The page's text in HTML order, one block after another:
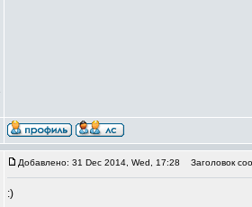
Добавлено: 31 Dec 2014, Wed, 17:28 Заголовок
:)